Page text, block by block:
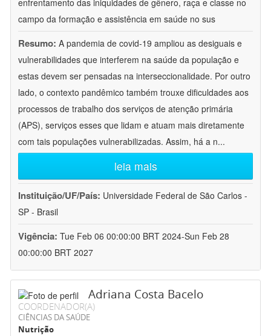
enfrentamento das iniquidades de gênero, raça e classe no
campo da formação e assistência em saúde no sus
Resumo: A pandemia de covid-19 ampliou as desiguais e
vulnerabilidades que interferem na saúde da população e
estas devem ser pensadas na interseccionalidade. Por outro
lado, o contexto pandêmico também trouxe dificuldades aos
processos de trabalho dos serviços de atenção primária
(APS), serviços esses que lidam e atuam mais diretamente
com tais populações vulnerabilizadas. Assim, há a n...
leia mais
Instituição/UF/País: Universidade Federal de São Carlos -
SP - Brasil
Vigência: Tue Feb 06 00:00:00 BRT 2024-Sun Feb 28
00:00:00 BRT 2027
Adriana Costa Bacelo
COORDENADOR(A)
CIÊNCIAS DA SAÚDE
Nutrição